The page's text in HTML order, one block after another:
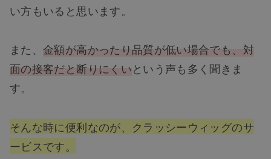
い方もいると思います。
また、金額が高かったり品質が低い場合でも、対
面の接客だと断りにくいという声も多く聞きま
す。
そんな時に便利なのが、クラッシーウィッグのサ
ービスです。